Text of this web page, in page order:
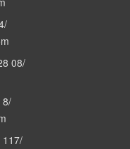
/
08/
/
117/